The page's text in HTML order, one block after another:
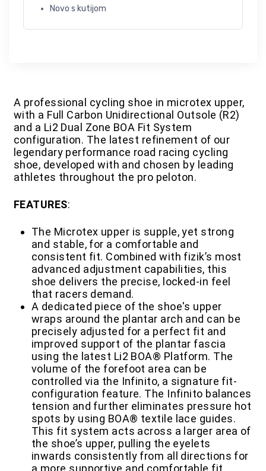
Novo s kutijom